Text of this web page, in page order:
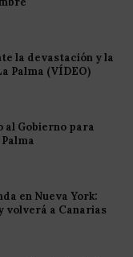
la devastación y la
Palma (VÍDEO)
al Gobierno para
en Nueva York:
volverá a Canarias